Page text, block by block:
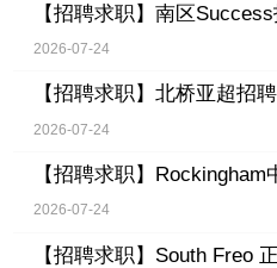
【招聘求职】 南区
2026-07-24
【招聘求职】 北桥亚超招
2026-07-24
【招聘求职】 Rockingham
2026-07-24
【招聘求职】 South Freo